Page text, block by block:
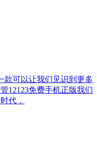
款可以让我们见识到更多
12123免费手机正版我们
代，